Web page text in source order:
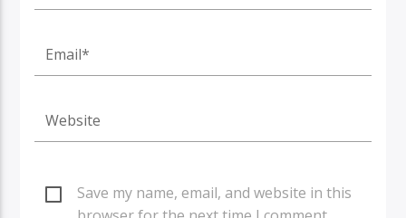
Save my name, email, and website in this